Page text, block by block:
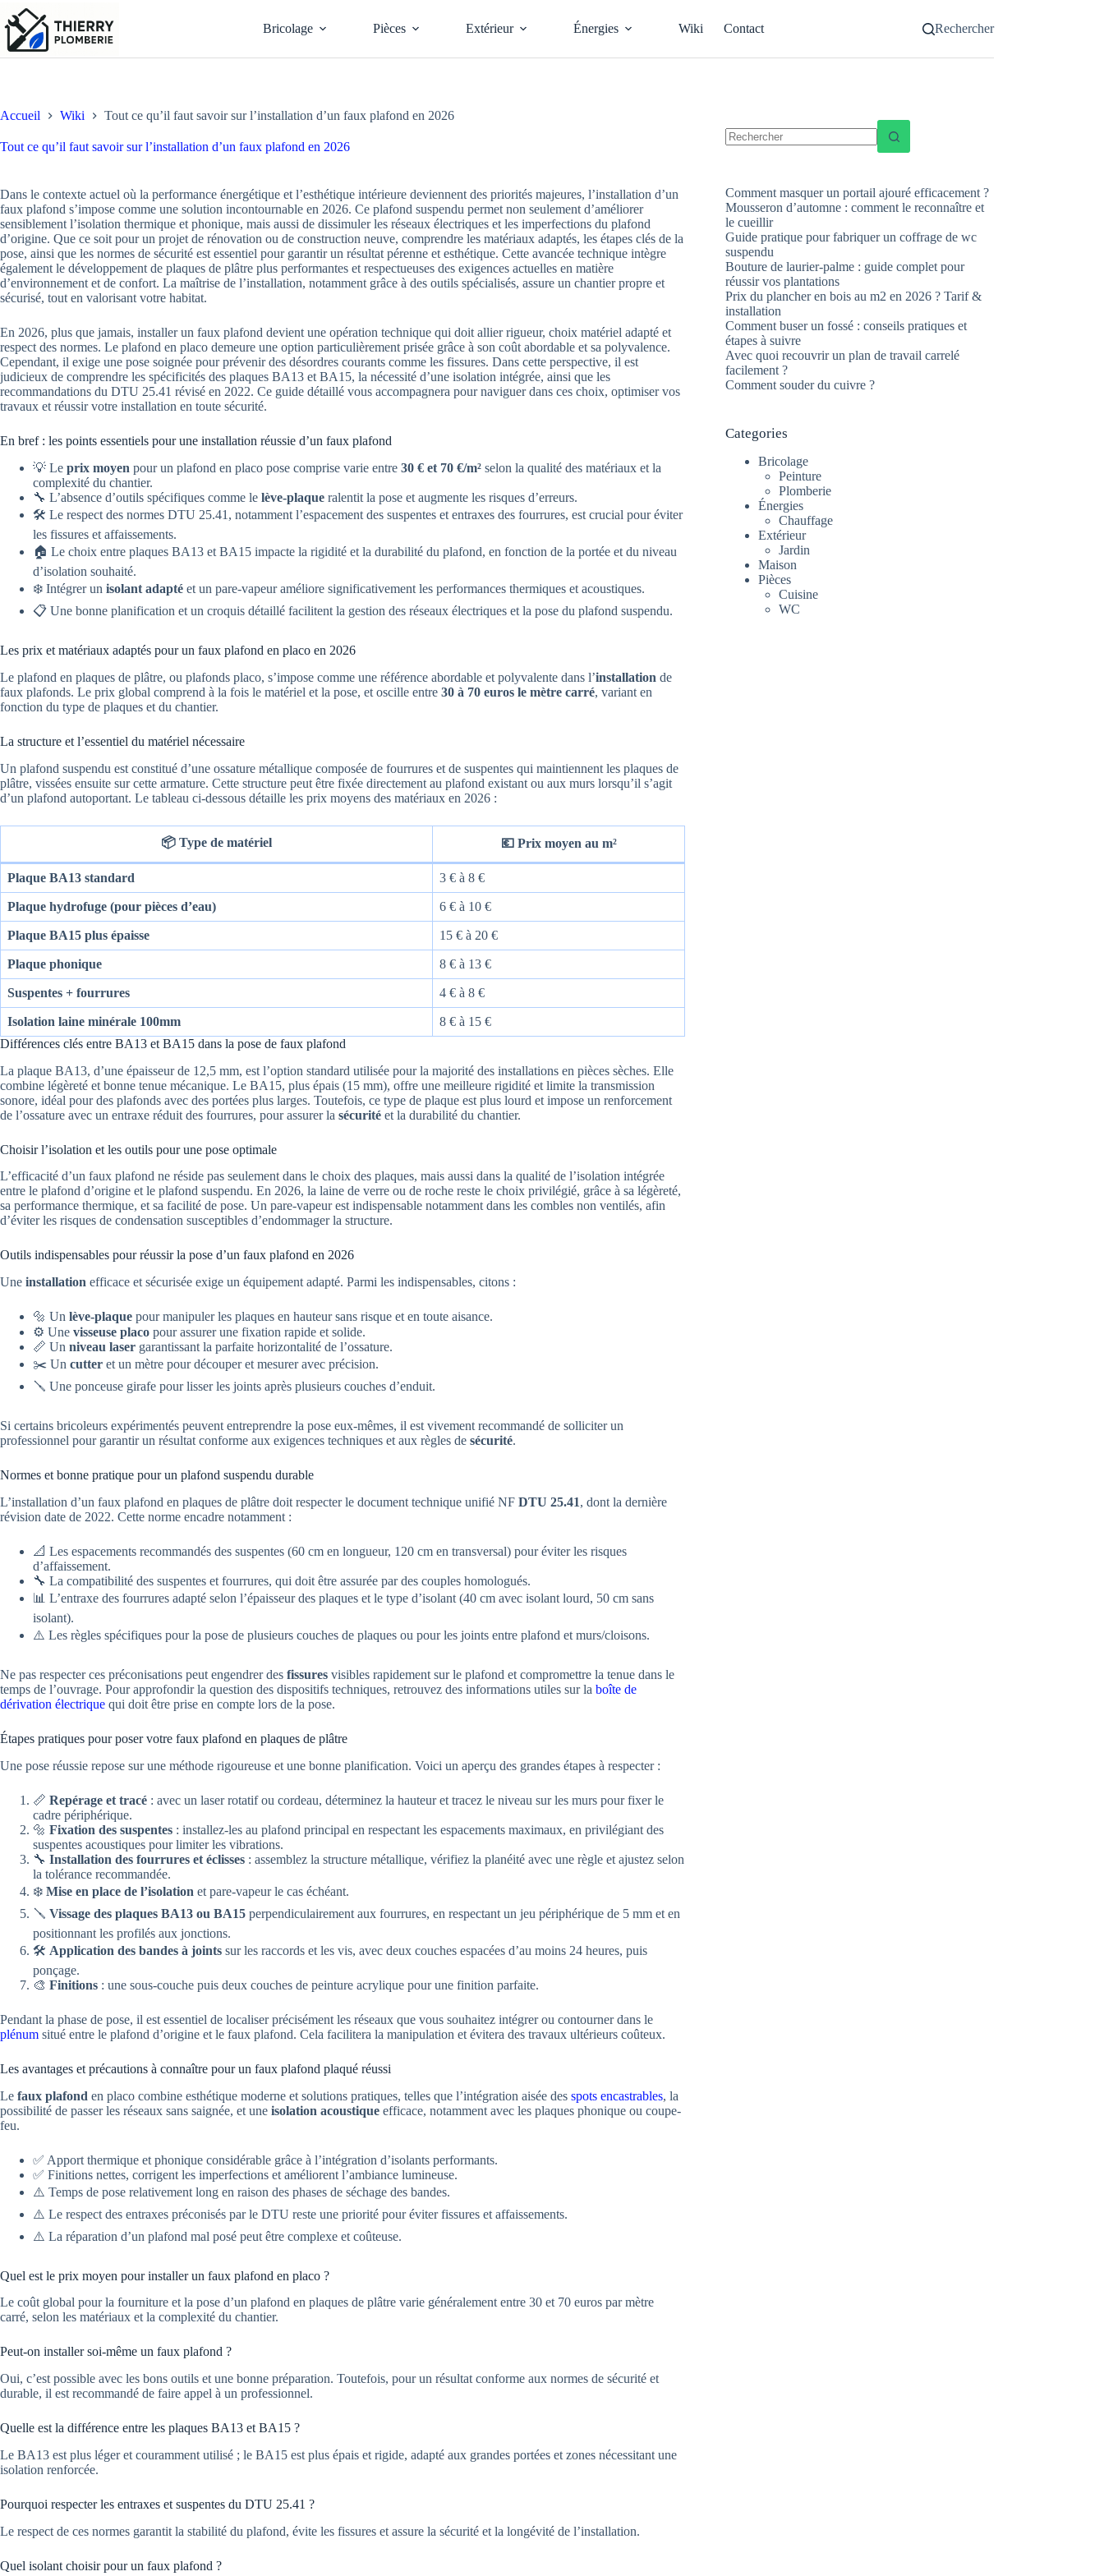
Passer
au
contenu
Bricolage Pièces Extérieur Énergies Wiki Contact Rechercher
Accueil Wiki Tout ce qu’il faut savoir sur l’installation d’un faux plafond en 2026
Tout ce qu’il faut savoir sur l’installation d’un faux plafond en 2026
Dans le contexte actuel où la performance énergétique et l’esthétique intérieure deviennent des priorités majeures, l’installation d’un
faux plafond s’impose comme une solution incontournable en 2026. Ce plafond suspendu permet non seulement d’améliorer
sensiblement l’isolation thermique et phonique, mais aussi de dissimuler les réseaux électriques et les imperfections du plafond
d’origine. Que ce soit pour un projet de rénovation ou de construction neuve, comprendre les matériaux adaptés, les étapes clés de la
pose, ainsi que les normes de sécurité est essentiel pour garantir un résultat pérenne et esthétique. Cette avancée technique intègre
également le développement de plaques de plâtre plus performantes et respectueuses des exigences actuelles en matière
d’environnement et de confort. La maîtrise de l’installation, notamment grâce à des outils spécialisés, assure un chantier propre et
sécurisé, tout en valorisant votre habitat.
En 2026, plus que jamais, installer un faux plafond devient une opération technique qui doit allier rigueur, choix matériel adapté et
respect des normes. Le plafond en placo demeure une option particulièrement prisée grâce à son coût abordable et sa polyvalence.
Cependant, il exige une pose soignée pour prévenir des désordres courants comme les fissures. Dans cette perspective, il est
judicieux de comprendre les spécificités des plaques BA13 et BA15, la nécessité d’une isolation intégrée, ainsi que les
recommandations du DTU 25.41 révisé en 2022. Ce guide détaillé vous accompagnera pour naviguer dans ces choix, optimiser vos
travaux et réussir votre installation en toute sécurité.
En bref : les points essentiels pour une installation réussie d’un faux plafond
💡 Le prix moyen pour un plafond en placo pose comprise varie entre 30 € et 70 €/m² selon la qualité des matériaux et la
complexité du chantier.
🔧 L’absence d’outils spécifiques comme le lève-plaque ralentit la pose et augmente les risques d’erreurs.
🛠️ Le respect des normes DTU 25.41, notamment l’espacement des suspentes et entraxes des fourrures, est crucial pour éviter
les fissures et affaissements.
🏠 Le choix entre plaques BA13 et BA15 impacte la rigidité et la durabilité du plafond, en fonction de la portée et du niveau
d’isolation souhaité.
❄️ Intégrer un isolant adapté et un pare-vapeur améliore significativement les performances thermiques et acoustiques.
📋 Une bonne planification et un croquis détaillé facilitent la gestion des réseaux électriques et la pose du plafond suspendu.
Les prix et matériaux adaptés pour un faux plafond en placo en 2026
Le plafond en plaques de plâtre, ou plafonds placo, s’impose comme une référence abordable et polyvalente dans l’installation de
faux plafonds. Le prix global comprend à la fois le matériel et la pose, et oscille entre 30 à 70 euros le mètre carré, variant en
fonction du type de plaques et du chantier.
La structure et l’essentiel du matériel nécessaire
Un plafond suspendu est constitué d’une ossature métallique composée de fourrures et de suspentes qui maintiennent les plaques de
plâtre, vissées ensuite sur cette armature. Cette structure peut être fixée directement au plafond existant ou aux murs lorsqu’il s’agit
d’un plafond autoportant. Le tableau ci-dessous détaille les prix moyens des matériaux en 2026 :
📦 Type de matériel 💶 Prix moyen au m²
Plaque BA13 standard 3 € à 8 €
Plaque hydrofuge (pour pièces d’eau) 6 € à 10 €
Plaque BA15 plus épaisse 15 € à 20 €
Plaque phonique 8 € à 13 €
Suspentes + fourrures 4 € à 8 €
Isolation laine minérale 100mm
8 € à 15 €
Différences clés entre BA13 et BA15 dans la pose de faux plafond
La plaque BA13, d’une épaisseur de 12,5 mm, est l’option standard utilisée pour la majorité des installations en pièces sèches. Elle
combine légèreté et bonne tenue mécanique. Le BA15, plus épais (15 mm), offre une meilleure rigidité et limite la transmission
sonore, idéal pour des plafonds avec des portées plus larges. Toutefois, ce type de plaque est plus lourd et impose un renforcement
de l’ossature avec un entraxe réduit des fourrures, pour assurer la sécurité et la durabilité du chantier.
Choisir l’isolation et les outils pour une pose optimale
L’efficacité d’un faux plafond ne réside pas seulement dans le choix des plaques, mais aussi dans la qualité de l’isolation intégrée
entre le plafond d’origine et le plafond suspendu. En 2026, la laine de verre ou de roche reste le choix privilégié, grâce à sa légèreté,
sa performance thermique, et sa facilité de pose. Un pare-vapeur est indispensable notamment dans les combles non ventilés, afin
d’éviter les risques de condensation susceptibles d’endommager la structure.
Outils indispensables pour réussir la pose d’un faux plafond en 2026
Une installation efficace et sécurisée exige un équipement adapté. Parmi les indispensables, citons :
🔩 Un lève-plaque pour manipuler les plaques en hauteur sans risque et en toute aisance.
⚙️ Une visseuse placo pour assurer une fixation rapide et solide.
📏 Un niveau laser garantissant la parfaite horizontalité de l’ossature.
✂️ Un cutter et un mètre pour découper et mesurer avec précision.
🪛 Une ponceuse girafe pour lisser les joints après plusieurs couches d’enduit.
Si certains bricoleurs expérimentés peuvent entreprendre la pose eux-mêmes, il est vivement recommandé de solliciter un
professionnel pour garantir un résultat conforme aux exigences techniques et aux règles de sécurité.
Normes et bonne pratique pour un plafond suspendu durable
L’installation d’un faux plafond en plaques de plâtre doit respecter le document technique unifié NF DTU 25.41, dont la dernière
révision date de 2022. Cette norme encadre notamment :
📐 Les espacements recommandés des suspentes (60 cm en longueur, 120 cm en transversal) pour éviter les risques
d’affaissement.
🔧 La compatibilité des suspentes et fourrures, qui doit être assurée par des couples homologués.
📊 L’entraxe des fourrures adapté selon l’épaisseur des plaques et le type d’isolant (40 cm avec isolant lourd, 50 cm sans
isolant).
⚠️ Les règles spécifiques pour la pose de plusieurs couches de plaques ou pour les joints entre plafond et murs/cloisons.
Ne pas respecter ces préconisations peut engendrer des fissures visibles rapidement sur le plafond et compromettre la tenue dans le
temps de l’ouvrage. Pour approfondir la question des dispositifs techniques, retrouvez des informations utiles sur la boîte de
dérivation électrique qui doit être prise en compte lors de la pose.
Étapes pratiques pour poser votre faux plafond en plaques de plâtre
Une pose réussie repose sur une méthode rigoureuse et une bonne planification. Voici un aperçu des grandes étapes à respecter :
📏 Repérage et tracé : avec un laser rotatif ou cordeau, déterminez la hauteur et tracez le niveau sur les murs pour fixer le
cadre périphérique.
🔩 Fixation des suspentes : installez-les au plafond principal en respectant les espacements maximaux, en privilégiant des
suspentes acoustiques pour limiter les vibrations.
🔧 Installation des fourrures et éclisses : assemblez la structure métallique, vérifiez la planéité avec une règle et ajustez selon
la tolérance recommandée.
❄️ Mise en place de l’isolation et pare-vapeur le cas échéant.
🪛 Vissage des plaques BA13 ou BA15 perpendiculairement aux fourrures, en respectant un jeu périphérique de 5 mm et en
positionnant les profilés aux jonctions.
🛠️ Application des bandes à joints sur les raccords et les vis, avec deux couches espacées d’au moins 24 heures, puis
ponçage.
🎨 Finitions : une sous-couche puis deux couches de peinture acrylique pour une finition parfaite.
Pendant la phase de pose, il est essentiel de localiser précisément les réseaux que vous souhaitez intégrer ou contourner dans le
plénum situé entre le plafond d’origine et le faux plafond. Cela facilitera la manipulation et évitera des travaux ultérieurs coûteux.
Les avantages et précautions à connaître pour un faux plafond plaqué réussi
Le faux plafond en placo combine esthétique moderne et solutions pratiques, telles que l’intégration aisée des spots encastrables, la
possibilité de passer les réseaux sans saignée, et une isolation acoustique efficace, notamment avec les plaques phonique ou coupe-
feu.
✅ Apport thermique et phonique considérable grâce à l’intégration d’isolants performants.
✅ Finitions nettes, corrigent les imperfections et améliorent l’ambiance lumineuse.
⚠️ Temps de pose relativement long en raison des phases de séchage des bandes.
⚠️ Le respect des entraxes préconisés par le DTU reste une priorité pour éviter fissures et affaissements.
⚠️ La réparation d’un plafond mal posé peut être complexe et coûteuse.
Quel est le prix moyen pour installer un faux plafond en placo ?
Le coût global pour la fourniture et la pose d’un plafond en plaques de plâtre varie généralement entre 30 et 70 euros par mètre
carré, selon les matériaux et la complexité du chantier.
Peut-on installer soi-même un faux plafond ?
Oui, c’est possible avec les bons outils et une bonne préparation. Toutefois, pour un résultat conforme aux normes de sécurité et
durable, il est recommandé de faire appel à un professionnel.
Quelle est la différence entre les plaques BA13 et BA15 ?
Le BA13 est plus léger et couramment utilisé ; le BA15 est plus épais et rigide, adapté aux grandes portées et zones nécessitant une
isolation renforcée.
Pourquoi respecter les entraxes et suspentes du DTU 25.41 ?
Le respect de ces normes garantit la stabilité du plafond, évite les fissures et assure la sécurité et la longévité de l’installation.
Quel isolant choisir pour un faux plafond ?
Comment masquer un portail ajouré efficacement ?
Mousseron d’automne : comment le reconnaître et
le cueillir
Guide pratique pour fabriquer un coffrage de wc
suspendu
Bouture de laurier-palme : guide complet pour
réussir vos plantations
Prix du plancher en bois au m2 en 2026 ? Tarif &
installation
Comment buser un fossé : conseils pratiques et
étapes à suivre
Avec quoi recouvrir un plan de travail carrelé
facilement ?
Comment souder du cuivre ?
Categories
Bricolage
Peinture
Plomberie
Énergies
Chauffage
Extérieur
Jardin
Maison
Pièces
Cuisine
WC